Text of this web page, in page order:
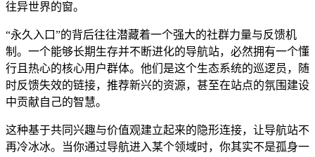
往异世界的窗。
“永久入口”的背后往往潜藏着一个强大的社群力量与反馈机
制。一个能够长期生存并不断进化的导航站，必然拥有一个懂
行且热心的核心用户群体。他们是这个生态系统的巡逻员，随
时反馈失效的链接，推荐新兴的资源，甚至在站点的氛围建设
中贡献自己的智慧。
这种基于共同兴趣与价值观建立起来的隐形连接，让导航站不
再冷冰冰。当你通过导航进入某个领域时，你其实不是孤身一